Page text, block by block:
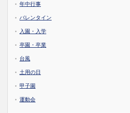
年中行事
バレンタイン
入園・入学
卒園・卒業
台風
土用の日
甲子園
運動会